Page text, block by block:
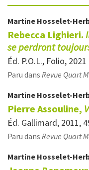
Martine Hosselet-
Rebecca Lighieri.
seperdront
Éd. P.O.L., Folio, 2021
Paru dans Revue Quart
Martine Hosselet-
Pierre Assouline,
Éd. Gallimard, 2011,
Paru dans Revue Quart
Martine Hosselet-